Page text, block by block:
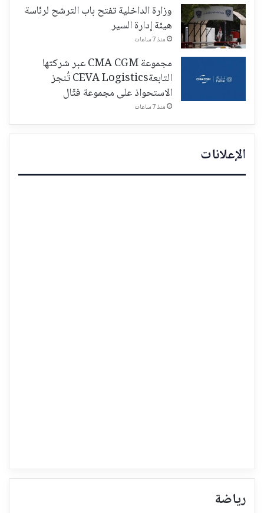
وزارة الداخلية تفتح باب الترشح لرئاسة
هيئة إدارة السير
منذ 7 ساعات
مجموعة CMA CGM عبر شركتها
التابعةCEVA Logistics تُنجز
الاستحواذ على مجموعة فتّال
منذ 7 ساعات
الإعلانات
رياضة